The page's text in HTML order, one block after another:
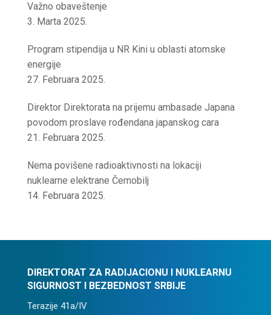
Važno obaveštenje
3. Marta 2025.
Program stipendija u NR Kini u oblasti atomske
energije
27. Februara 2025.
Direktor Direktorata na prijemu ambasade Japana
povodom proslave rođendana japanskog cara
21. Februara 2025.
Nema povišene radioaktivnosti na lokaciji
nuklearne elektrane Černobilj
14. Februara 2025.
DIREKTORAT ZA RADIJACIONU I NUKLEARNU
SIGURNOST I BEZBEDNOST SRBIJE
Terazije 41a/IV